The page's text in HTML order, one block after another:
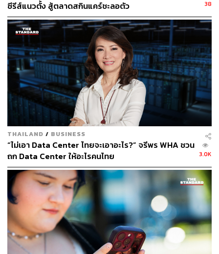
แบรนด์ที่อยู่ในกลุ่ม Premium Mass หรือ Premium ก็
ขายดีบน TikTok ด้วย เช่น Samsung Thailand, Estée
Lauder, Yves Saint Laurent, Kiehl’s และ Dyson สรุป
คือเริ่มเปิด TikTok ก่อนได้เปรียบ
ใช้ Marketplace อย่าง Lazada และ Shopee อย่าง
ชาญฉลาด
ควรจัดโปรโมชันในช่วง CBMO (Crazy Brand Mega
Offer) เนื่องจากลูกค้าส่วนใหญ่จะรอคอยเพื่อซื้อสินค้า
ในช่วงนี้ ทำให้ร้านค้ามีโอกาสเพิ่มยอดขายได้ถึง 30-
40% ในเวลาเพียง 2 ชั่วโมง ตั้งแต่เที่ยงคืนถึงตี 2 ของ
วัน D-Day เช่น 11.11, 12.12 เป็นต้น
แบ่งงบประมาณทำ CPAS (Collaborative
Performance Advertising Solution) เพื่อเข้าถึงกลุ่มเป้า
หมายที่เคยเข้ามาดูสินค้าบนแพลตฟอร์ม หรือ Add to
Cart
ให้ความสำคัญกับ ROAS (Return on Ad Spend) หรือ
รายได้จากค่าโฆษณาที่ยิงออกไป อธิบายง่ายๆ คือ ยิง
โฆษณา 1 บาท จะได้ยอดขายกี่บาท คือถ้ากำหนด
ซีรีส์แนวตั้ง สู้ตลาดสกินแคร์ชะลอตัว
38
THAILAND / BUSINESS
“ไม่เอา Data Center ไทยจะเอาอะไร?” จรีพร WHA ชวน
ถก Data Center ให้อะไรคนไทย
3.0K